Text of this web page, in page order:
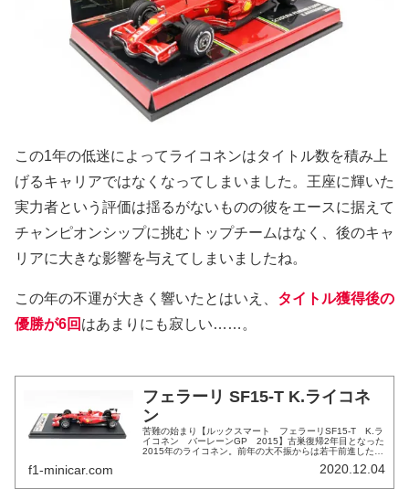
この1年の低迷によってライコネンはタイトル数を積み上
げるキャリアではなくなってしまいました。王座に輝いた
実力者という評価は揺るがないものの彼をエースに据えて
チャンピオンシップに挑むトップチームはなく、後のキャ
リアに大きな影響を与えてしまいましたね。
この年の不運が大きく響いたとはいえ、 タイトル獲得後の
優勝が6回 はあまりにも寂しい……。
フェラーリ SF15-T K.ライコネ
ン
苦難の始まり【ルックスマート フェラーリSF15-T K.ラ
イコネン バーレーンGP 2015】古巣復帰2年目となった
2015年のライコネン。前年の大不振からは若干前進したも
f1-minicar.com 2020.12.04